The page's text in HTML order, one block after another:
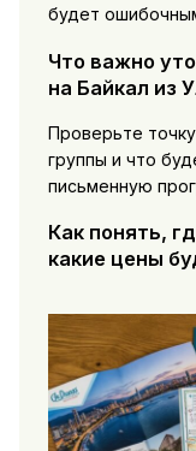
будет
Что важно
на Байкал из
Проверьте
группы и что
письменную
Как понять,
какие цены